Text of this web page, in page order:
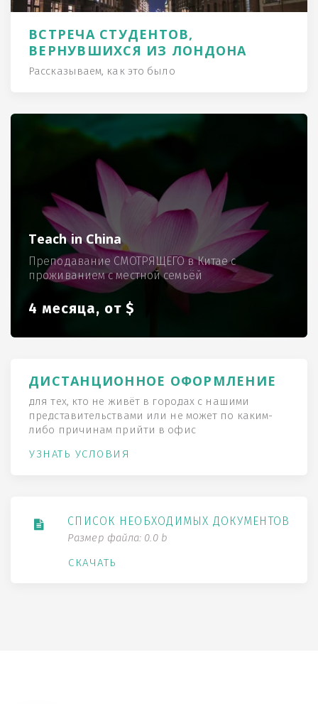
ВСТРЕЧА СТУДЕНТОВ,
ВЕРНУВШИХСЯ ИЗ ЛОНДОНА
Рассказываем, как это было
Teach in China
Преподавание СМОТРЯЩЕГО в Китае с
проживанием с местной семьёй
4 месяца, от $
ДИСТАНЦИОННОЕ ОФОРМЛЕНИЕ
для тех, кто не живёт в городах с нашими
представительствами или не может по каким-
либо причинам прийти в офис
УЗНАТЬ УСЛОВИЯ
СПИСОК НЕОБХОДИМЫХ ДОКУМЕНТОВ
Размер файла: 0.0 b
СКАЧАТЬ